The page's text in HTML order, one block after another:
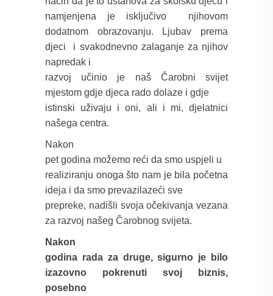
namjenjena je isključivo
njihovom
dodatnom obrazovanju.
Ljubav prema
djeci
i svakodnevno zalaganje za njihov
napredak i
razvoj učinio je naš Čarobni svijet
mjestom gdje djeca rado dolaze i gdje
istinski uživaju i oni, ali i mi, djelatnici
našega centra.
Nakon
pet godina možemo reći da smo uspjeli u
realiziranju onoga što nam je bila početna
ideja i da smo prevazilazeći sve
prepreke, nadišli svoja očekivanja vezana
za razvoj našeg Čarobnog svijeta.
Nakon
godina rada za druge, sigurno je bilo
izazovno pokrenuti svoj biznis,
posebno